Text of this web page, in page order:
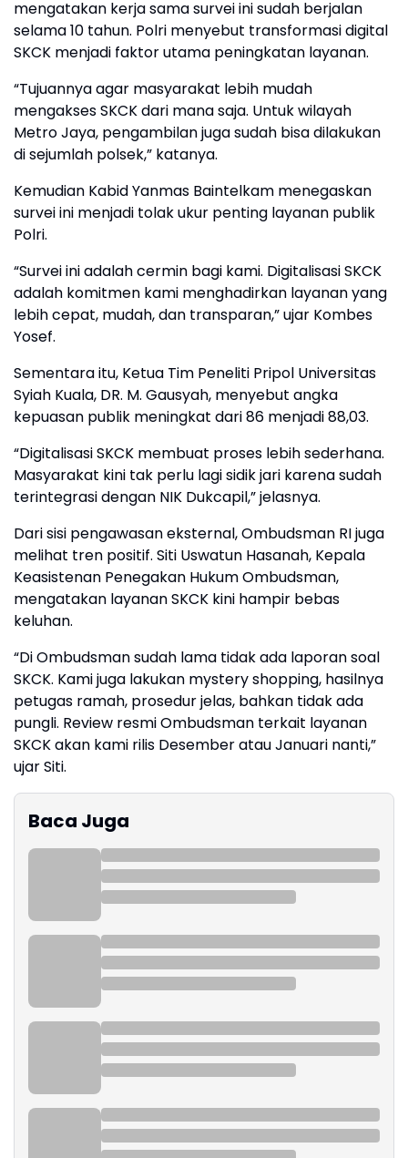
mengatakan kerja sama survei ini sudah berjalan
selama 10 tahun. Polri menyebut transformasi digital
SKCK menjadi faktor utama peningkatan layanan.
“Tujuannya agar masyarakat lebih mudah
mengakses SKCK dari mana saja. Untuk wilayah
Metro Jaya, pengambilan juga sudah bisa dilakukan
di sejumlah polsek,” katanya.
Kemudian Kabid Yanmas Baintelkam menegaskan
survei ini menjadi tolak ukur penting layanan publik
Polri.
“Survei ini adalah cermin bagi kami. Digitalisasi SKCK
adalah komitmen kami menghadirkan layanan yang
lebih cepat, mudah, dan transparan,” ujar Kombes
Yosef.
Sementara itu, Ketua Tim Peneliti Pripol Universitas
Syiah Kuala, DR. M. Gausyah, menyebut angka
kepuasan publik meningkat dari 86 menjadi 88,03.
“Digitalisasi SKCK membuat proses lebih sederhana.
Masyarakat kini tak perlu lagi sidik jari karena sudah
terintegrasi dengan NIK Dukcapil,” jelasnya.
Dari sisi pengawasan eksternal, Ombudsman RI juga
melihat tren positif. Siti Uswatun Hasanah, Kepala
Keasistenan Penegakan Hukum Ombudsman,
mengatakan layanan SKCK kini hampir bebas
keluhan.
“Di Ombudsman sudah lama tidak ada laporan soal
SKCK. Kami juga lakukan mystery shopping, hasilnya
petugas ramah, prosedur jelas, bahkan tidak ada
pungli. Review resmi Ombudsman terkait layanan
SKCK akan kami rilis Desember atau Januari nanti,”
ujar Siti.
Baca Juga